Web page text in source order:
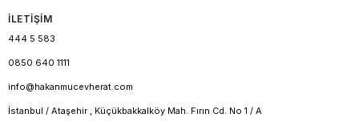
İLETİŞİM
444 5 583
0850 640 1111
info@hakanmucevherat.com
İstanbul / Ataşehir , Küçükbakkalköy Mah. Fırın Cd. No 1 / A